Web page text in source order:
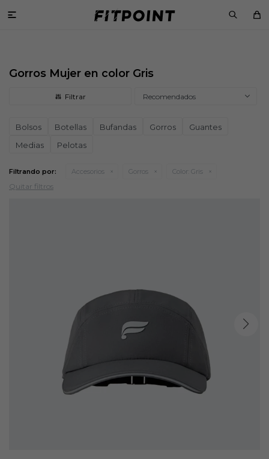

Gorros Mujer en color Gris
Recomendados
Bolsos Botellas Bufandas Gorros
Guantes
Medias
Pelotas
Filtrando por: Accesorios Gorros Color: Gris
Quitar filtros